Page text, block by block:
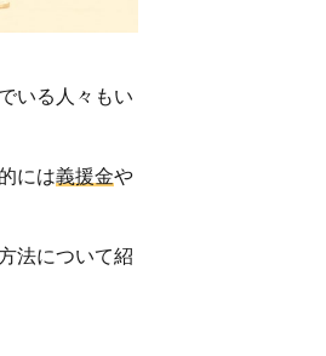
いる人々もい
には義援金や
法について紹